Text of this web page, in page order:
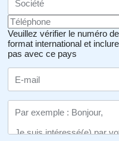
Veuillez vérifier le numéro
format international et
pas avec ce pays